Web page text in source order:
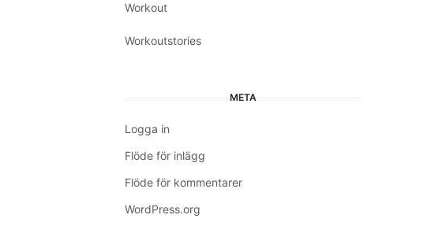
Workout
Workoutstories
META
Logga in
Flöde för inlägg
Flöde för kommentarer
WordPress.org